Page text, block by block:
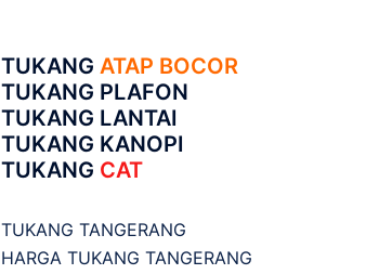
TUKANG ATAP BOCOR
TUKANG PLAFON
TUKANG LANTAI
TUKANG KANOPI
TUKANG CAT
TUKANG TANGERANG
HARGA TUKANG TANGERANG